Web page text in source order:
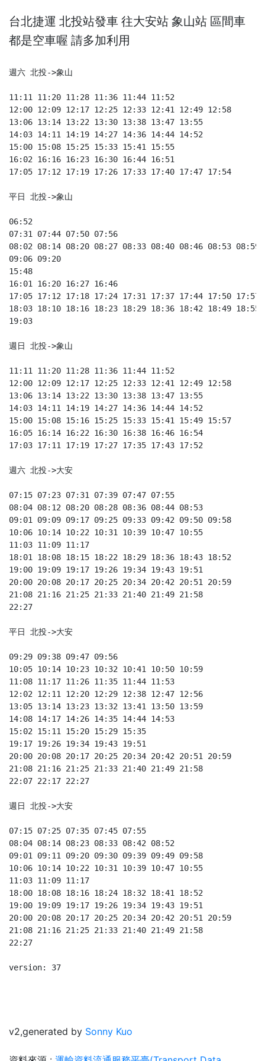
台北捷運 北投站發車 往大安站 象山站 區間車
都是空車喔 請多加利用
週六 北投->象山
11:11 11:20 11:28 11:36 11:44 11:52
12:00 12:09 12:17 12:25 12:33 12:41 12:49 12:58
13:06 13:14 13:22 13:30 13:38 13:47 13:55
14:03 14:11 14:19 14:27 14:36 14:44 14:52
15:00 15:08 15:25 15:33 15:41 15:55
16:02 16:16 16:23 16:30 16:44 16:51
17:05 17:12 17:19 17:26 17:33 17:40 17:47 17:54
平日 北投->象山
06:52
07:31 07:44 07:50 07:56
08:02 08:14 08:20 08:27 08:33 08:40 08:46 08:53 08:59
09:06 09:20
15:48
16:01 16:20 16:27 16:46
17:05 17:12 17:18 17:24 17:31 17:37 17:44 17:50 17:57
18:03 18:10 18:16 18:23 18:29 18:36 18:42 18:49 18:55
19:03
週日 北投->象山
11:11 11:20 11:28 11:36 11:44 11:52
12:00 12:09 12:17 12:25 12:33 12:41 12:49 12:58
13:06 13:14 13:22 13:30 13:38 13:47 13:55
14:03 14:11 14:19 14:27 14:36 14:44 14:52
15:00 15:08 15:16 15:25 15:33 15:41 15:49 15:57
16:05 16:14 16:22 16:30 16:38 16:46 16:54
17:03 17:11 17:19 17:27 17:35 17:43 17:52
週六 北投->大安
07:15 07:23 07:31 07:39 07:47 07:55
08:04 08:12 08:20 08:28 08:36 08:44 08:53
09:01 09:09 09:17 09:25 09:33 09:42 09:50 09:58
10:06 10:14 10:22 10:31 10:39 10:47 10:55
11:03 11:09 11:17
18:01 18:08 18:15 18:22 18:29 18:36 18:43 18:52
19:00 19:09 19:17 19:26 19:34 19:43 19:51
20:00 20:08 20:17 20:25 20:34 20:42 20:51 20:59
21:08 21:16 21:25 21:33 21:40 21:49 21:58
22:27
平日 北投->大安
09:29 09:38 09:47 09:56
10:05 10:14 10:23 10:32 10:41 10:50 10:59
11:08 11:17 11:26 11:35 11:44 11:53
12:02 12:11 12:20 12:29 12:38 12:47 12:56
13:05 13:14 13:23 13:32 13:41 13:50 13:59
14:08 14:17 14:26 14:35 14:44 14:53
15:02 15:11 15:20 15:29 15:35
19:17 19:26 19:34 19:43 19:51
20:00 20:08 20:17 20:25 20:34 20:42 20:51 20:59
21:08 21:16 21:25 21:33 21:40 21:49 21:58
22:07 22:17 22:27
週日 北投->大安
07:15 07:25 07:35 07:45 07:55
08:04 08:14 08:23 08:33 08:42 08:52
09:01 09:11 09:20 09:30 09:39 09:49 09:58
10:06 10:14 10:22 10:31 10:39 10:47 10:55
11:03 11:09 11:17
18:00 18:08 18:16 18:24 18:32 18:41 18:52
19:00 19:09 19:17 19:26 19:34 19:43 19:51
20:00 20:08 20:17 20:25 20:34 20:42 20:51 20:59
21:08 21:16 21:25 21:33 21:40 21:49 21:58
22:27
version: 37
v2,generated by Sonny Kuo